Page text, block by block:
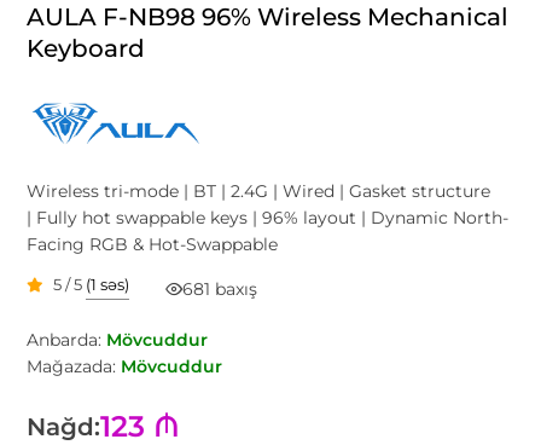
AULA F-NB98 96% Wireless Mechanical
Keyboard
Wireless tri-mode | BT | 2.4G | Wired | Gasket structure
| Fully hot swappable keys | 96% layout | Dynamic North-
Facing RGB & Hot-Swappable
5 / 5 (1 səs) 681 baxış
Anbarda: Mövcuddur
Mağazada: Mövcuddur
Nağd:123 ₼